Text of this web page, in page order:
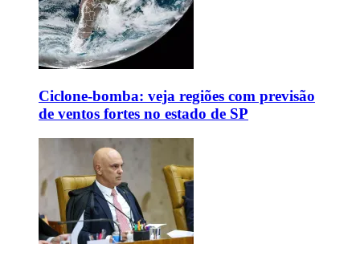
Ciclone-bomba: veja regiões com previsão
de ventos fortes no estado de SP